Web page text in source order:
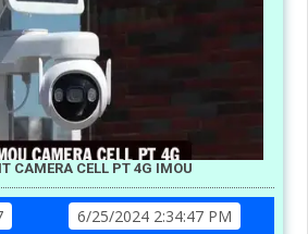
CAMERA CELL PT 4G IMOU
6/25/2024 2:34:47 PM